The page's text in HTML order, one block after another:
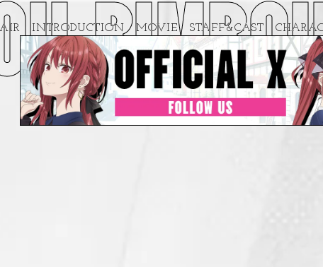
INTRODUCTION MOVIE STAFF&CAST